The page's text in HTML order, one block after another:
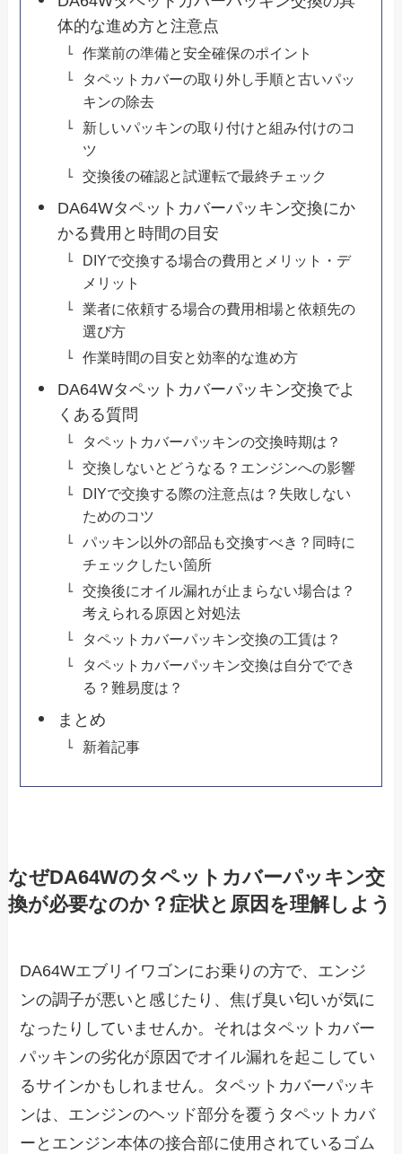
体的な進め方と注意点
作業前の準備と安全確保のポイント
タペットカバーの取り外し手順と古いパッ
キンの除去
新しいパッキンの取り付けと組み付けのコ
ツ
交換後の確認と試運転で最終チェック
DA64Wタペットカバーパッキン交換にか
かる費用と時間の目安
DIYで交換する場合の費用とメリット・デ
メリット
業者に依頼する場合の費用相場と依頼先の
選び方
作業時間の目安と効率的な進め方
DA64Wタペットカバーパッキン交換でよ
くある質問
タペットカバーパッキンの交換時期は？
交換しないとどうなる？エンジンへの影響
DIYで交換する際の注意点は？失敗しない
ためのコツ
パッキン以外の部品も交換すべき？同時に
チェックしたい箇所
交換後にオイル漏れが止まらない場合は？
考えられる原因と対処法
タペットカバーパッキン交換の工賃は？
タペットカバーパッキン交換は自分ででき
る？難易度は？
まとめ
新着記事
なぜDA64Wのタペットカバーパッキン交
換が必要なのか？症状と原因を理解しよう
DA64Wエブリイワゴンにお乗りの方で、エンジ
ンの調子が悪いと感じたり、焦げ臭い匂いが気に
なったりしていませんか。それはタペットカバー
パッキンの劣化が原因でオイル漏れを起こしてい
るサインかもしれません。タペットカバーパッキ
ンは、エンジンのヘッド部分を覆うタペットカバ
ーとエンジン本体の接合部に使用されているゴム